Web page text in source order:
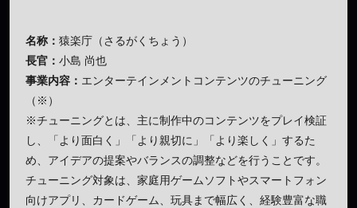
名称： 猿楽庁（さるがくちょう）
長官： 小島 尚也
事業内容： エンターテインメントコンテンツのチューニング
（※）
※チューニングとは、主に制作中のコンテンツをプレイ検証
し、「より面白く」「より親切に」「より楽しく」するた
め、アイデアの提案やバランスの調整などを行うことです。
チューニング対象は、家庭用ゲームソフトやスマートフォン
向けアプリ、カードゲーム、玩具まで幅広く、経験豊富な職